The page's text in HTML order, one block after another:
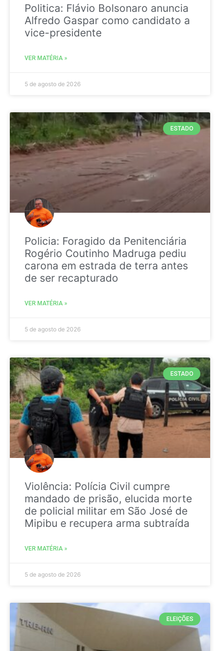
Politica: Flávio Bolsonaro anuncia
Alfredo Gaspar como candidato a
vice-presidente
VER MATÉRIA »
5 de agosto de 2026
ESTADO
Policia: Foragido da Penitenciária
Rogério Coutinho Madruga pediu
carona em estrada de terra antes
de ser recapturado
VER MATÉRIA »
5 de agosto de 2026
ESTADO
Violência: Polícia Civil cumpre
mandado de prisão, elucida morte
de policial militar em São José de
Mipibu e recupera arma subtraída
VER MATÉRIA »
5 de agosto de 2026
ELEIÇÕES